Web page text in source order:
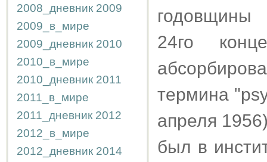
2008_дневник 2009
2009_в_мире
2009_дневник 2010
2010_в_мире
2010_дневник 2011
2011_в_мире
2011_дневник 2012
2012_в_мире
2012_дневник 2014
годовщины
24го
термина
апреля
был в